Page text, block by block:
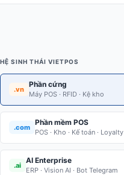
HỆ SINH THÁI VIETPOS
.vn
Phần cứng
Máy POS · RFID · Kệ kho
.com
Phần mềm POS
POS · Kho · Kế toán · Loyalty
.ai
AI Enterprise
ERP · Vision AI · Bot Telegram